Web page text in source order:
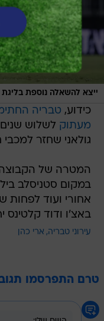
ייצא להשאלה נוספת בליגת
כידוע, טבריה
מעתוק לשלוש
גולאני שחזר
המטרה של
במקום סטניסלב
אחורי ועוד לפחות
באצ'ו ודוד קלטינס
עירוני טבריה ארי כהן
טרם התפרסמו